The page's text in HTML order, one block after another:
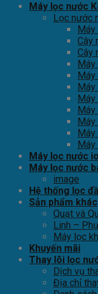
Máy lọc nước
Lọc nước
Máy
Cây
Cây
Máy
Máy
Máy lọc nước
Máy lọc nước
image
Hệ thống lọc
Sản phẩm khác
Quạt và
Linh –
Máy lọc
Khuyến mãi
Thay lõi lọc
Dịch vụ
Địa chỉ